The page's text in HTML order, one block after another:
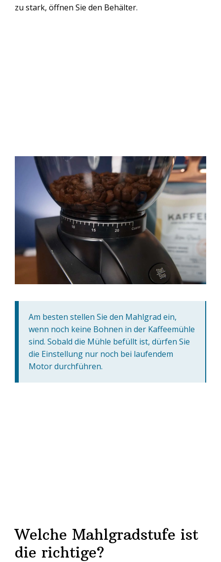
zu stark, öffnen Sie den Behälter.
Am besten stellen Sie den Mahlgrad ein,
wenn noch keine Bohnen in der Kaffeemühle
sind. Sobald die Mühle befüllt ist, dürfen Sie
die Einstellung nur noch bei laufendem
Motor durchführen.
Welche Mahlgradstufe ist
die richtige?